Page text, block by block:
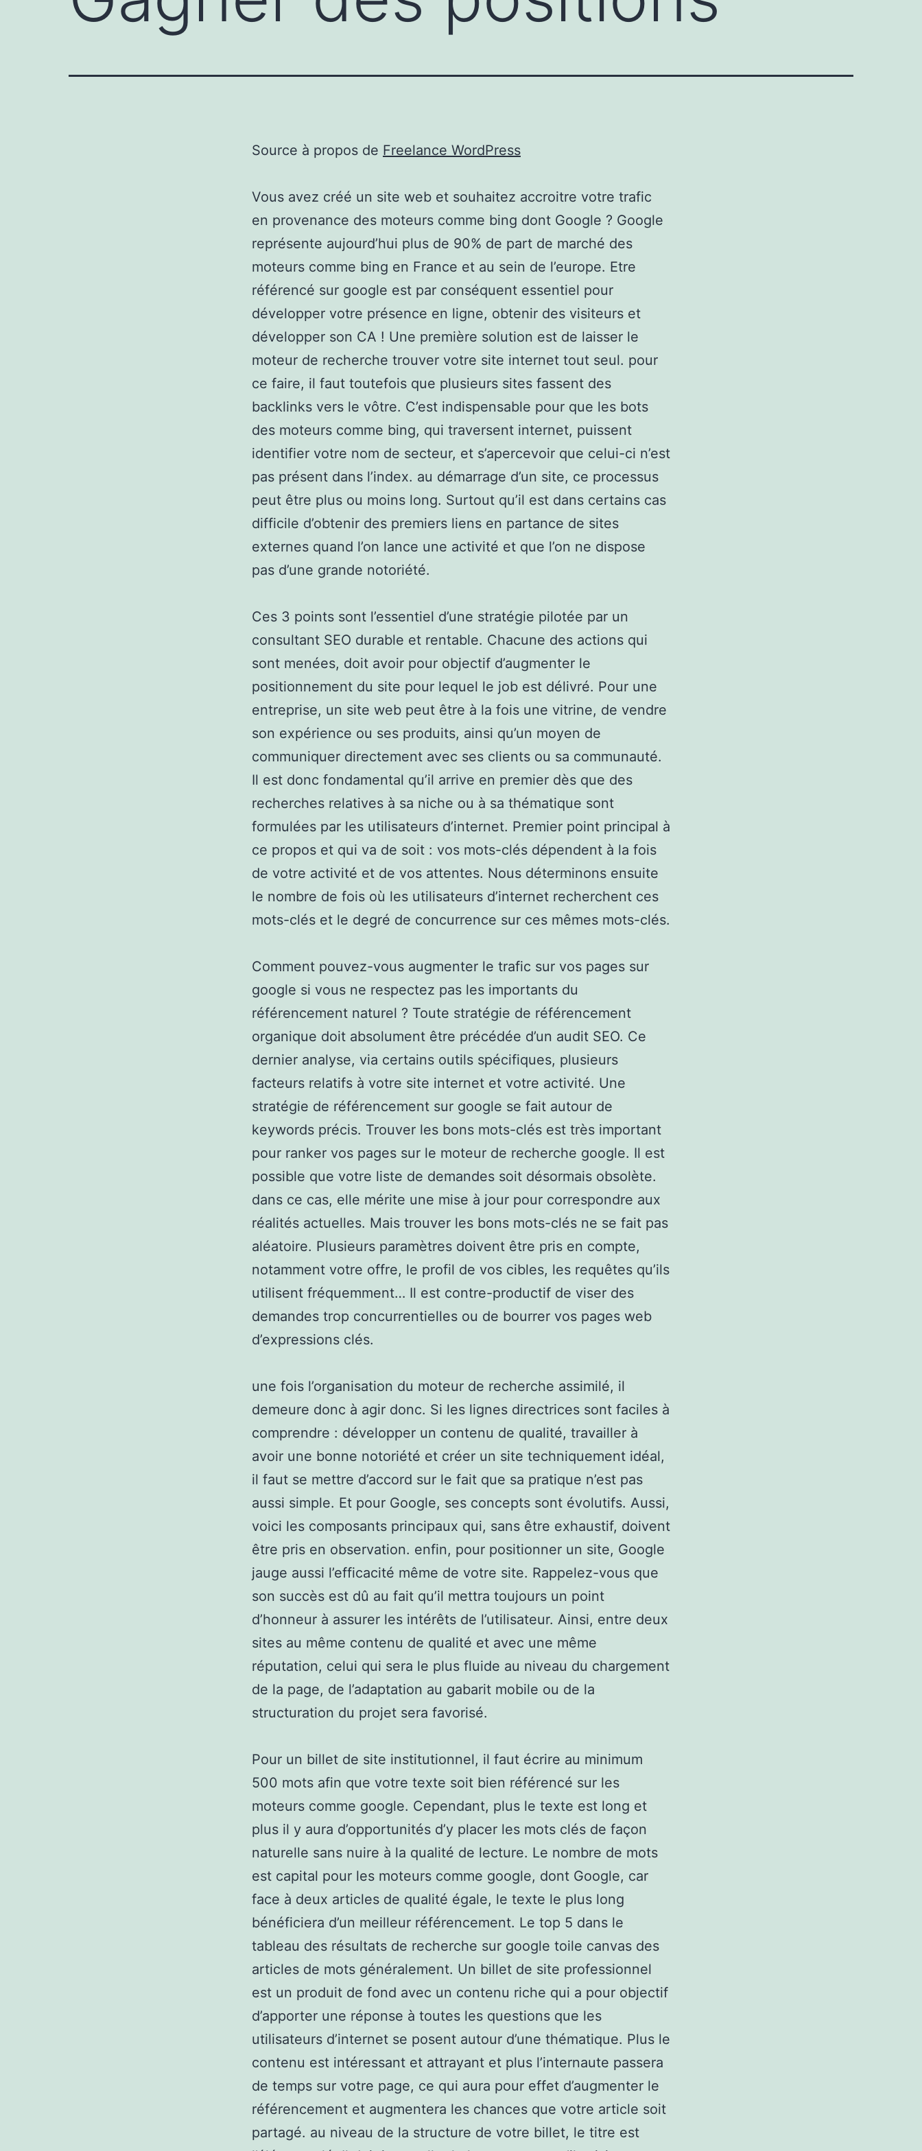
Source à propos de Freelance WordPress
Vous avez créé un site web et souhaitez accroitre votre trafic
en provenance des moteurs comme bing dont Google ? Google
représente aujourd’hui plus de 90% de part de marché des
moteurs comme bing en France et au sein de l’europe. Etre
référencé sur google est par conséquent essentiel pour
développer votre présence en ligne, obtenir des visiteurs et
développer son CA ! Une première solution est de laisser le
moteur de recherche trouver votre site internet tout seul. pour
ce faire, il faut toutefois que plusieurs sites fassent des
backlinks vers le vôtre. C’est indispensable pour que les bots
des moteurs comme bing, qui traversent internet, puissent
identifier votre nom de secteur, et s’apercevoir que celui-ci n’est
pas présent dans l’index. au démarrage d’un site, ce processus
peut être plus ou moins long. Surtout qu’il est dans certains cas
difficile d’obtenir des premiers liens en partance de sites
externes quand l’on lance une activité et que l’on ne dispose
pas d’une grande notoriété.
Ces 3 points sont l’essentiel d’une stratégie pilotée par un
consultant SEO durable et rentable. Chacune des actions qui
sont menées, doit avoir pour objectif d’augmenter le
positionnement du site pour lequel le job est délivré. Pour une
entreprise, un site web peut être à la fois une vitrine, de vendre
son expérience ou ses produits, ainsi qu’un moyen de
communiquer directement avec ses clients ou sa communauté.
Il est donc fondamental qu’il arrive en premier dès que des
recherches relatives à sa niche ou à sa thématique sont
formulées par les utilisateurs d’internet. Premier point principal à
ce propos et qui va de soit : vos mots-clés dépendent à la fois
de votre activité et de vos attentes. Nous déterminons ensuite
le nombre de fois où les utilisateurs d’internet recherchent ces
mots-clés et le degré de concurrence sur ces mêmes mots-clés.
Comment pouvez-vous augmenter le trafic sur vos pages sur
google si vous ne respectez pas les importants du
référencement naturel ? Toute stratégie de référencement
organique doit absolument être précédée d’un audit SEO. Ce
dernier analyse, via certains outils spécifiques, plusieurs
facteurs relatifs à votre site internet et votre activité. Une
stratégie de référencement sur google se fait autour de
keywords précis. Trouver les bons mots-clés est très important
pour ranker vos pages sur le moteur de recherche google. Il est
possible que votre liste de demandes soit désormais obsolète.
dans ce cas, elle mérite une mise à jour pour correspondre aux
réalités actuelles. Mais trouver les bons mots-clés ne se fait pas
aléatoire. Plusieurs paramètres doivent être pris en compte,
notamment votre offre, le profil de vos cibles, les requêtes qu’ils
utilisent fréquemment… Il est contre-productif de viser des
demandes trop concurrentielles ou de bourrer vos pages web
d’expressions clés.
une fois l’organisation du moteur de recherche assimilé, il
demeure donc à agir donc. Si les lignes directrices sont faciles à
comprendre : développer un contenu de qualité, travailler à
avoir une bonne notoriété et créer un site techniquement idéal,
il faut se mettre d’accord sur le fait que sa pratique n’est pas
aussi simple. Et pour Google, ses concepts sont évolutifs. Aussi,
voici les composants principaux qui, sans être exhaustif, doivent
être pris en observation. enfin, pour positionner un site, Google
jauge aussi l’efficacité même de votre site. Rappelez-vous que
son succès est dû au fait qu’il mettra toujours un point
d’honneur à assurer les intérêts de l’utilisateur. Ainsi, entre deux
sites au même contenu de qualité et avec une même
réputation, celui qui sera le plus fluide au niveau du chargement
de la page, de l’adaptation au gabarit mobile ou de la
structuration du projet sera favorisé.
Pour un billet de site institutionnel, il faut écrire au minimum
500 mots afin que votre texte soit bien référencé sur les
moteurs comme google. Cependant, plus le texte est long et
plus il y aura d’opportunités d’y placer les mots clés de façon
naturelle sans nuire à la qualité de lecture. Le nombre de mots
est capital pour les moteurs comme google, dont Google, car
face à deux articles de qualité égale, le texte le plus long
bénéficiera d’un meilleur référencement. Le top 5 dans le
tableau des résultats de recherche sur google toile canvas des
articles de mots généralement. Un billet de site professionnel
est un produit de fond avec un contenu riche qui a pour objectif
d’apporter une réponse à toutes les questions que les
utilisateurs d’internet se posent autour d’une thématique. Plus le
contenu est intéressant et attrayant et plus l’internaute passera
de temps sur votre page, ce qui aura pour effet d’augmenter le
référencement et augmentera les chances que votre article soit
partagé. au niveau de la structure de votre billet, le titre est